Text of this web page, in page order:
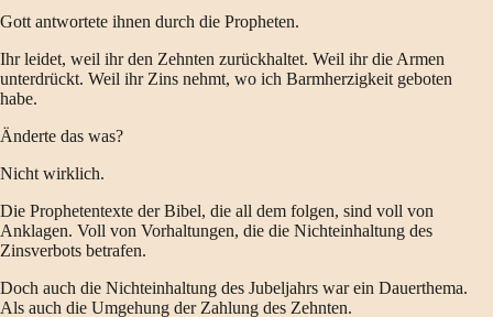
Gott antwortete ihnen durch die Propheten.
Ihr leidet, weil ihr den Zehnten zurückhaltet. Weil ihr die Armen
unterdrückt. Weil ihr Zins nehmt, wo ich Barmherzigkeit geboten
habe.
Änderte das was?
Nicht wirklich.
Die Prophetentexte der Bibel, die all dem folgen, sind voll von
Anklagen. Voll von Vorhaltungen, die die Nichteinhaltung des
Zinsverbots betrafen.
Doch auch die Nichteinhaltung des Jubeljahrs war ein Dauerthema.
Als auch die Umgehung der Zahlung des Zehnten.